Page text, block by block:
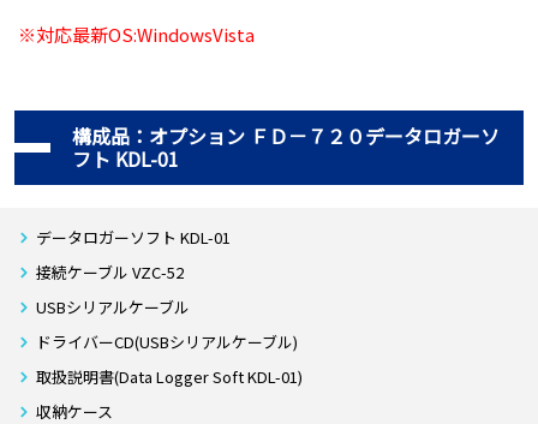
※対応最新OS:WindowsVista
構成品：オプション ＦＤ－７２０データロガーソ
フト KDL-01
データロガーソフト KDL-01
接続ケーブル VZC-52
USBシリアルケーブル
ドライバーCD(USBシリアルケーブル)
取扱説明書(Data Logger Soft KDL-01)
収納ケース